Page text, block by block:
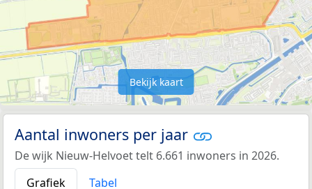
Bekijk kaart
Aantal inwoners per jaar
De wijk Nieuw-Helvoet telt 6.661 inwoners in 2026.
Grafiek
Tabel